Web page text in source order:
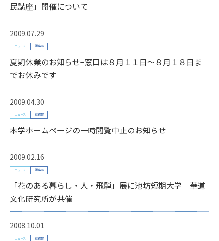
民講座」開催について
2009.07.29
ニュース 総務部
夏期休業のお知らせ−窓口は８月１１日〜８月１８日ま
でお休みです
2009.04.30
ニュース 総務部
本学ホームページの一時閲覧中止のお知らせ
2009.02.16
ニュース 総務部
「花のある暮らし・人・飛騨」展に池坊短期大学 華道
文化研究所が共催
2008.10.01
ニュース 総務部